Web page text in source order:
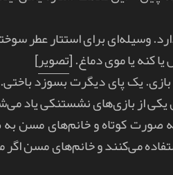
وسیله‌ای برای استتار عطر
کنه یا موی دماغ. [تصویر]
یک پای دیگرت بسوزد
یکی از بازی‌های نشستنکی یاد
صورت کوتاه و خانم‌های مسن
می‌کنند و خانم‌های مسن